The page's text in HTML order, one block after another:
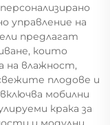
управление на
предлагат
които
на влажност,
плодове и
мобилни
крака за